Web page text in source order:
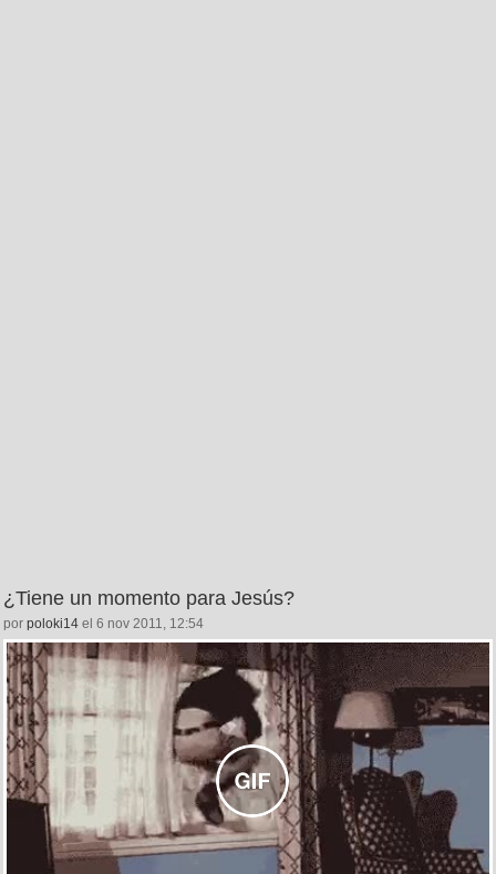
¿Tiene un momento para Jesús?
por poloki14 el 6 nov 2011, 12:54